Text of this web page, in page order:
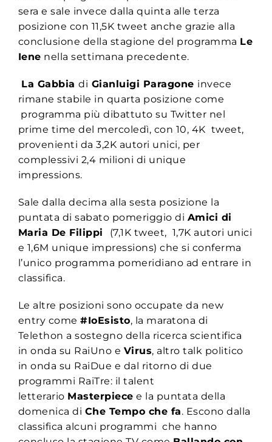
sera e sale invece dalla quinta alle terza
posizione con 11,5K tweet anche grazie alla
conclusione della stagione del programma Le
Iene nella settimana precedente.
La Gabbiadi Gianluigi Paragone invece
rimane stabile in quarta posizione come
programma più dibattuto su Twitter nel
prime time del mercoledì, con 10, 4K tweet,
provenienti da 3,2K autori unici, per
complessivi 2,4 milioni di unique
impressions.
Sale dalla decima alla sesta posizione la
puntata di sabato pomeriggio di Amici di
Maria De Filippi (7,1K tweet, 1,7K autori unici
e 1,6M unique impressions) che si conferma
l’unico programma pomeridiano ad entrare in
classifica.
Le altre posizioni sono occupate da new
entry come#IoEsisto, la maratona di
Telethon a sostegno della ricerca scientifica
in onda su RaiUno e Virus, altro talk politico
in onda su RaiDue e dal ritorno di due
programmi RaiTre: il talent
letterario Masterpiece e la puntata della
domenica di Che Tempo che fa. Escono dalla
classifica alcuni programmi che hanno